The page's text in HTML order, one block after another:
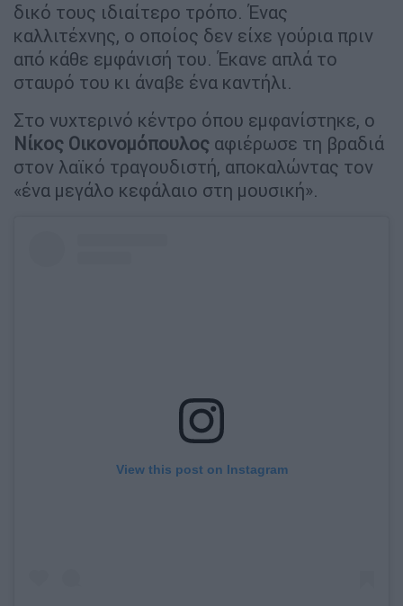
δικό τους ιδιαίτερο τρόπο. Ένας
καλλιτέχνης, ο οποίος δεν είχε γούρια πριν
από κάθε εμφάνισή του. Έκανε απλά το
σταυρό του κι άναβε ένα καντήλι.
Στο νυχτερινό κέντρο όπου εμφανίστηκε, ο
Νίκος Οικονομόπουλος αφιέρωσε τη βραδιά
στον λαϊκό τραγουδιστή, αποκαλώντας τον
«ένα μεγάλο κεφάλαιο στη μουσική».
View this post on Instagram